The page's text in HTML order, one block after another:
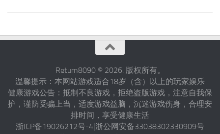
Return8090 © 2026. 版权所有。
温馨提示：本网站游戏适合18岁（含）以上的玩家娱乐
健康游戏公告：抵制不良游戏，拒绝盗版游戏，注意自我保
护，谨防受骗上当，适度游戏益脑，沉迷游戏伤身，合理安
排时间，享受健康生活
浙ICP备19026212号-4|浙公网安备33038302330909号